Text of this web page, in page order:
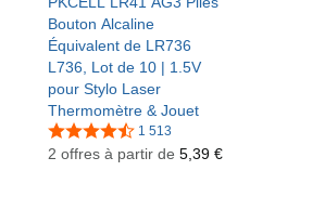
Bouton Alcaline
Équivalent de LR736
L736, Lot de 10 | 1.5V
pour Stylo Laser
Thermomètre & Jouet
1 513
2 offres à partir de 5,39 €